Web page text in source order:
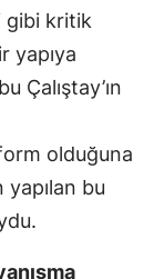
gibi kritik
yapıya
Çalıştay’ın
olduğuna
bu